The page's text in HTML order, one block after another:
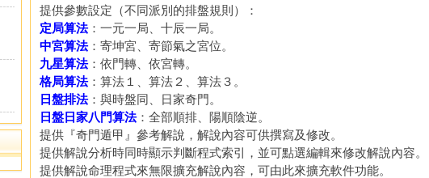
提供參數設定（不同派別的排盤規則）：
定局算法：一元一局、十辰一局。
中宮算法：寄坤宮、寄節氣之宮位。
九星算法：依門轉、依宮轉。
格局算法：算法１、算法２、算法３。
日盤排法：與時盤同、日家奇門。
日盤日家八門算法：全部順排、陽順陰逆。
提供『奇門遁甲』參考解說，解說內容可供撰寫及修改。
提供解說分析時同時顯示判斷程式索引，並可點選編輯來修改解說內容。
提供解說命理程式來無限擴充解說內容，可由此來擴充軟件功能。